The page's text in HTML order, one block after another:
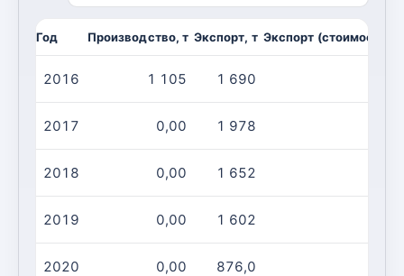
Год Производство, т Экспорт, т Экспорт
2016 1 105 1 690
2017 0,00 1 978
2018 0,00 1 652
2019 0,00 1 602
2020 0,00 876,0